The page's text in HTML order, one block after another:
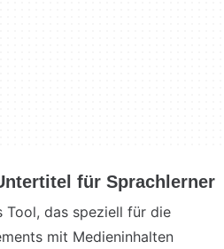
für Sprachlerner
Tool, das speziell für die
mit Medieninhalten